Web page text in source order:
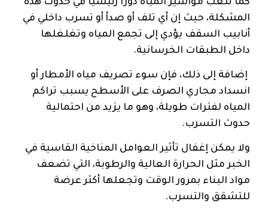
كما تلعب مواسير المياه دوراً رئيسياً في حدوث هذه
المشكلة، حيث إن أي تلف أو صدأ أو تسرب داخلي في
أنابيب السقف يؤدي إلى تجمع المياه وتغلغلها
داخل الطبقات الخرسانية.
إضافة إلى ذلك، فإن سوء تصريف مياه الأمطار أو
انسداد مجاري الصرف على الأسطح يسبب تراكم
المياه لفترات طويلة، وهو ما يزيد من احتمالية
حدوث التسرب.
ولا يمكن إغفال تأثير العوامل المناخية القاسية في
الخبر مثل الحرارة العالية والرطوبة، التي تضعف
مواد البناء بمرور الوقت وتجعلها أكثر عرضة
للتشقق والتسرب.